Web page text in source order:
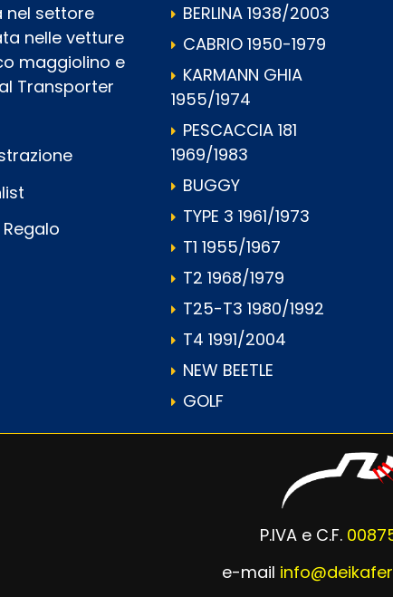
nel settore
nelle vetture
maggiolino e
Transporter
Regalo
BERLINA 1938/2003
CABRIO 1950-1979
KARMANN GHIA
1955/1974
PESCACCIA 181
1969/1983
BUGGY
TYPE 3 1961/1973
T1 1955/1967
T2 1968/1979
T25-T3 1980/1992
T4 1991/2004
NEW BEETLE
GOLF
P.IVA e C.F.
e-mail